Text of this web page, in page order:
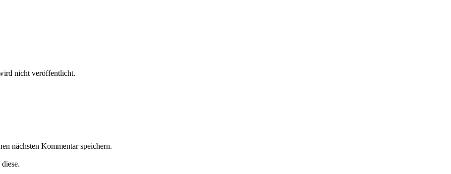
nicht veröffentlicht.
nächsten Kommentar speichern.